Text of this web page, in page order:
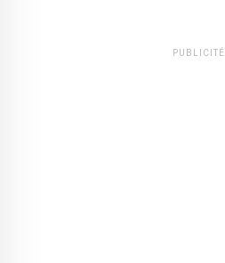
PUBLICITÉ